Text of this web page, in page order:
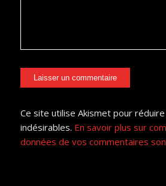
Ce site utilise Akismet pour
indésirables. En savoir plus sur
données de vos commentaires